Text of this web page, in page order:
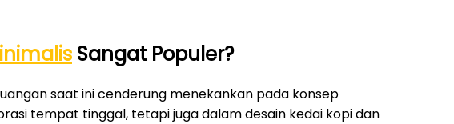
Sangat Populer?
saat ini cenderung menekankan pada konsep
tempat tinggal, tetapi juga dalam desain kedai kopi dan